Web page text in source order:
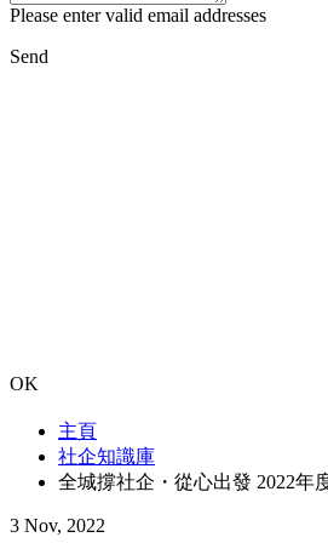
Please enter valid email addresses
Send
OK
主頁
社企知識庫
全城撐社企・從心出發 2022年
3 Nov, 2022